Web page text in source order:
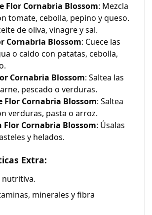
Flor Cornabria Blossom: Mezcla
tomate, cebolla, pepino y queso.
de oliva, vinagre y sal.
Cornabria Blossom: Cuece las
o caldo con patatas, cebolla,
Cornabria Blossom: Saltea las
pescado o verduras.
Flor Cornabria Blossom: Saltea
verduras, pasta o arroz.
Flor Cornabria Blossom: Úsalas
y helados.
Extra:
nutritiva.
minerales y fibra